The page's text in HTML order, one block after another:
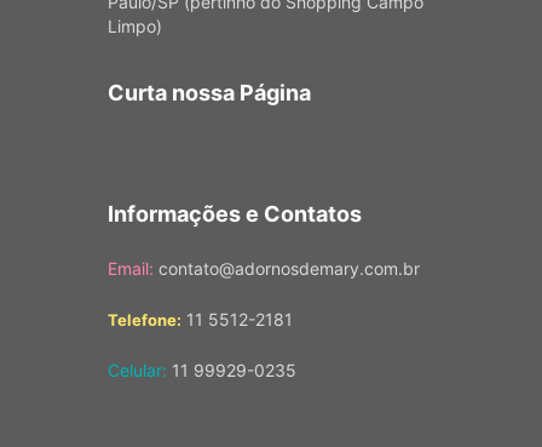
Limpo)
Curta nossa Página
Informações e Contatos
Email: contato@adornosdemary.com.br
Telefone: 11 5512-2181
Celular: 11 99929-0235